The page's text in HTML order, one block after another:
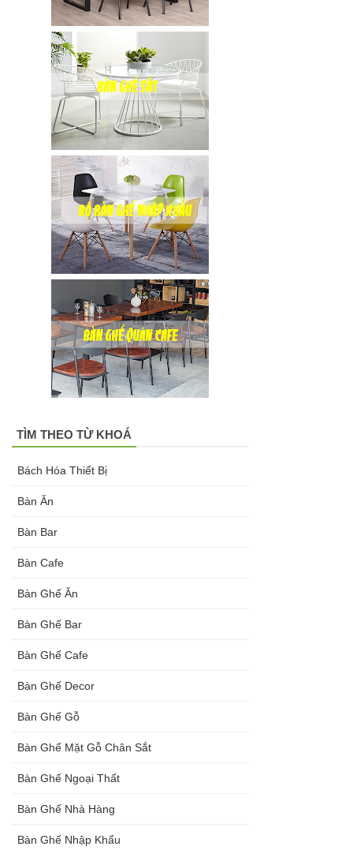
inox, chân
bàn ăn hot
trend 2023
Ghế decor
trong suốt,
ghế xoay
trong suốt
Ghế Eames
chân gỗ bọc
vải bố xanh
xám GLM27-
cho quán
cafe, cửa
hàng tại
Ghế chân
văn phòng
tại Tp.HCM
Bàn tròn
cafe tiếp
chân trụ
thép sơn
tĩnh điện
màu đen,
TÌM THEO TỪ KHOÁ
Bách Hóa Thiết Bị
Bàn Ăn
Bàn Bar
Bàn Cafe
Bàn Ghế Ăn
Bàn Ghế Bar
Bàn Ghế Cafe
Bàn Ghế Decor
Bàn Ghế Gỗ
Bàn Ghế Mặt Gỗ Chân Sắt
Bàn Ghế Ngoại Thất
Bàn Ghế Nhà Hàng
Bàn Ghế Nhập Khẩu